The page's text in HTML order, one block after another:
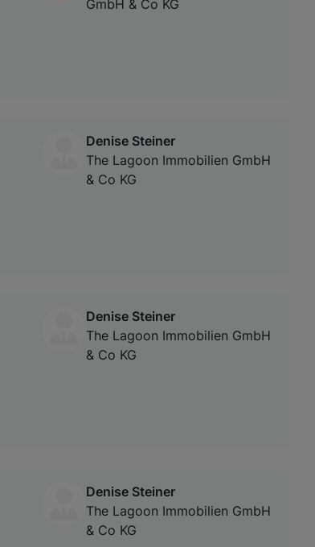
GmbH & Co KG
Denise Steiner
The Lagoon Immobilien GmbH
& Co KG
Denise Steiner
The Lagoon Immobilien GmbH
& Co KG
Denise Steiner
The Lagoon Immobilien GmbH
& Co KG